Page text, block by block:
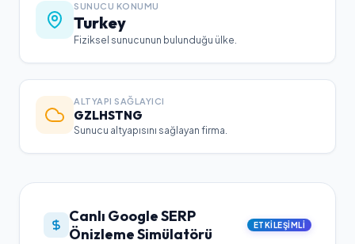
SUNUCU KONUMU
Turkey
Fiziksel sunucunun bulunduğu ülke.
ALTYAPI SAĞLAYICI
GZLHSTNG
Sunucu altyapısını sağlayan firma.
Canlı Google SERP
Önizleme Simülatörü
ETKILEŞIMLI